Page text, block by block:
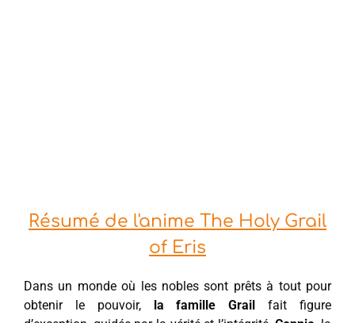
Résumé de l'anime The Holy Grail
of Eris
Dans un monde où les nobles sont prêts à tout pour
obtenir le pouvoir, la famille Grail fait figure